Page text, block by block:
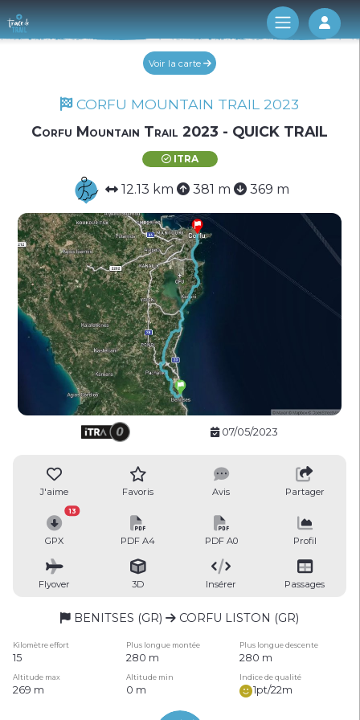
Log
Voir la carte
CORFU MOUNTAIN TRAIL 2023
Corfu Mountain Trail 2023 - QUICK TRAIL
ITRA
12.13 km 381 m 369 m
07/05/2023
J'aime Favoris Avis Partager
GPX
13
PDF A4 PDF A0 Profil
Flyover 3D Insérer Passages
BENITSES (GR) CORFU LISTON (GR)
Kilomètre effort Plus longue montée Plus longue descente
15 280 m 280 m
Altitude max Altitude min Indice de qualité
269 m 0 m 1pt/22m